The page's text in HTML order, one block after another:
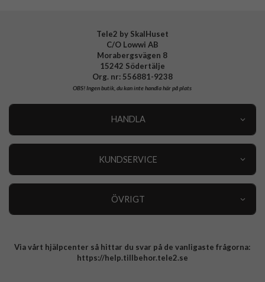
Tele2 by SkalHuset
C/O Lowwi AB
Morabergsvägen 8
15242 Södertälje
Org. nr: 556881-9238
OBS!Ingen butik, du kan inte handla här på plats
HANDLA
KUNDSERVICE
ÖVRIGT
Integritetspolicy
Via vårt hjälpcenter så hittar du svar på de vanligaste frågorna:
https://help.tillbehor.tele2.se